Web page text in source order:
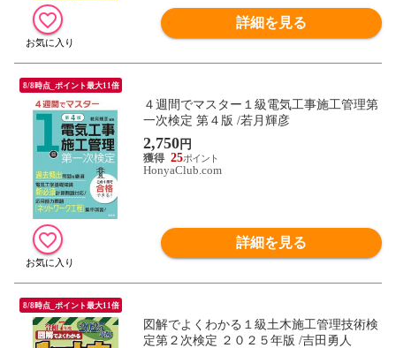
詳細を見る
8/8時点_ポイント最大11倍
４週間でマスター１級電気工事施工管理第
一次検定 第４版 /若月輝彦
2,750円
25
HonyaClub.com
詳細を見る
8/8時点_ポイント最大11倍
図解でよくわかる１級土木施工管理技術検
定第２次検定 ２０２５年版 /吉田勇人